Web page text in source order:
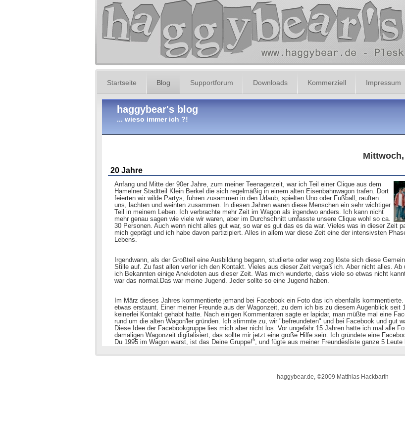
Startseite Blog Supportforum Downloads Kommerziell Impressum
haggybear.de, ©2009 Matthias Hackbarth